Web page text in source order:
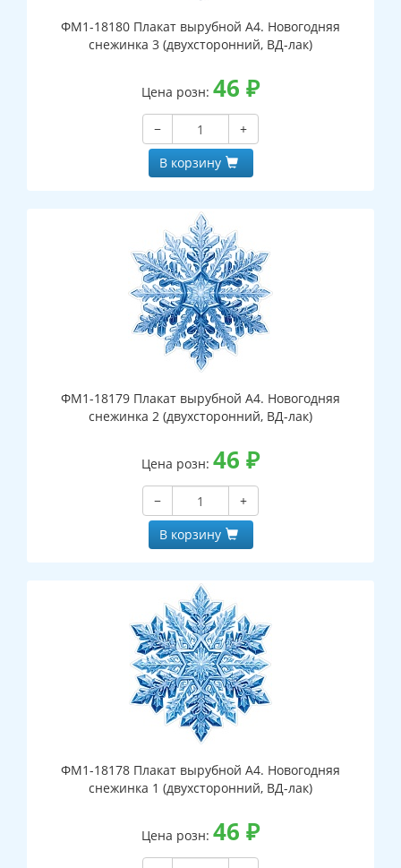
ФМ1-18180 Плакат вырубной А4. Новогодняя
снежинка 3 (двухсторонний, ВД-лак)
Цена розн: 46 ₽
−
+
В корзину
ФМ1-18179 Плакат вырубной А4. Новогодняя
снежинка 2 (двухсторонний, ВД-лак)
Цена розн: 46 ₽
−
+
В корзину
ФМ1-18178 Плакат вырубной А4. Новогодняя
снежинка 1 (двухсторонний, ВД-лак)
Цена розн: 46 ₽